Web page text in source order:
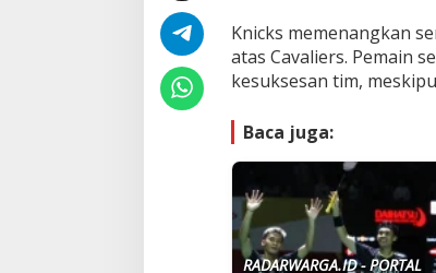
Knicks memenangkan
atas Cavaliers. Pemain
kesuksesan tim,
Baca juga:
RADARWARGA.ID - PORTAL